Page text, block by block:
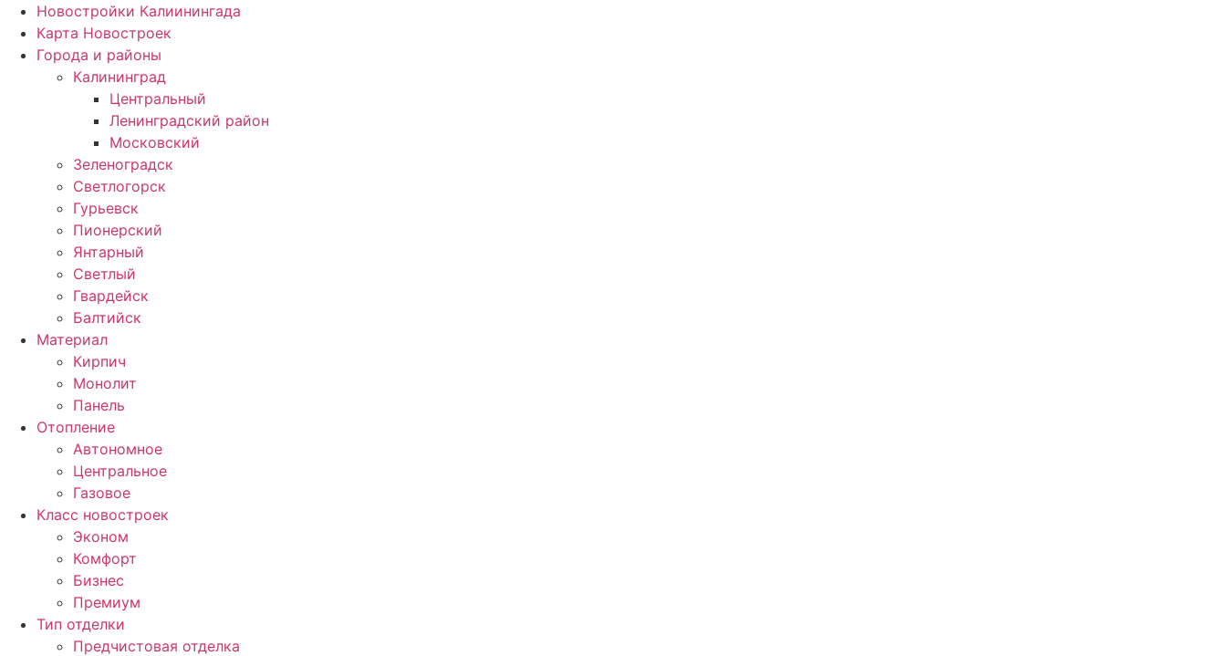
Новостройки Калиинингада
Карта Новостроек
Города и районы
Калининград
Центральный
Ленинградский район
Московский
Зеленоградск
Светлогорск
Гурьевск
Пионерский
Янтарный
Светлый
Гвардейск
Балтийск
Материал
Кирпич
Монолит
Панель
Отопление
Автономное
Центральное
Газовое
Класс новостроек
Эконом
Комфорт
Бизнес
Премиум
Тип отделки
Предчистовая отделка